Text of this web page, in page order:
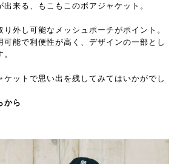
来る、もこもこのボアジャケット。
外し可能なメッシュポーチがポイント。
可能で利便性が高く、デザインの一部とし
ケットで思い出を残してみてはいかがでし
から